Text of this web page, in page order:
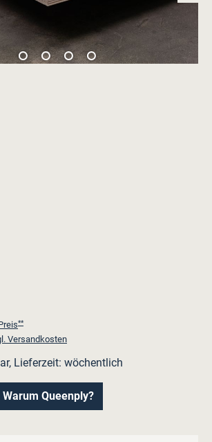
**
Versandkosten
Lieferzeit: wöchentlich
Warum Queenply?